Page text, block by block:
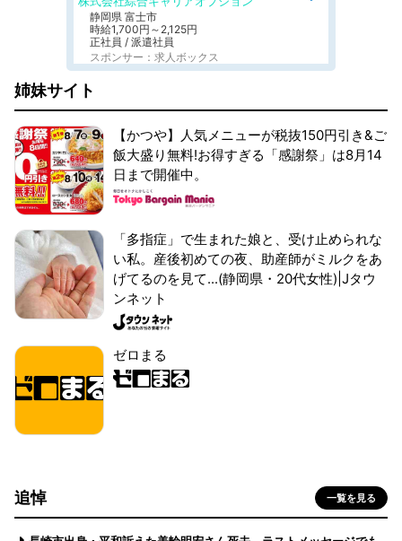
静岡県 富士市
時給1,700円～2,125円
正社員 / 派遣社員
スポンサー：求人ボックス
姉妹サイト
【かつや】人気メニューが税抜150円引き&ご
飯大盛り無料!お得すぎる「感謝祭」は8月14
日まで開催中。
「多指症」で生まれた娘と、受け止められな
い私。産後初めての夜、助産師がミルクをあ
げてるのを見て...(静岡県・20代女性)|Jタウ
ンネット
ゼロまる
追悼 一覧を見る